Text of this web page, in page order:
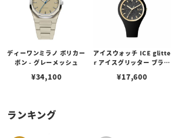
ディーワンミラノ ポリカー
ボン - グレーメッシュ
¥34,100
アイスウォッチ ICE glitte
r アイスグリッター ブラッ
¥17,600
ランキング